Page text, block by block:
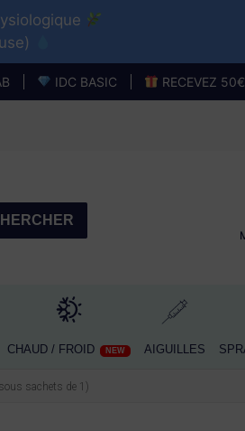
IDC BASIC RECEVEZ 50€
CHAUD / FROID NEW AIGUILLES
MON
CHAUD / FROID NEW AIGUILLES
sachets de 1)